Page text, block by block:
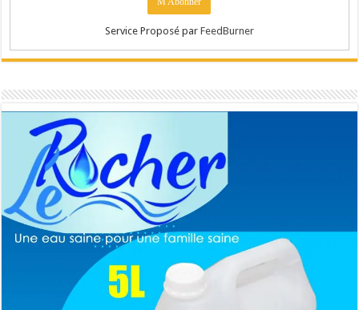
Service Proposé par FeedBurner